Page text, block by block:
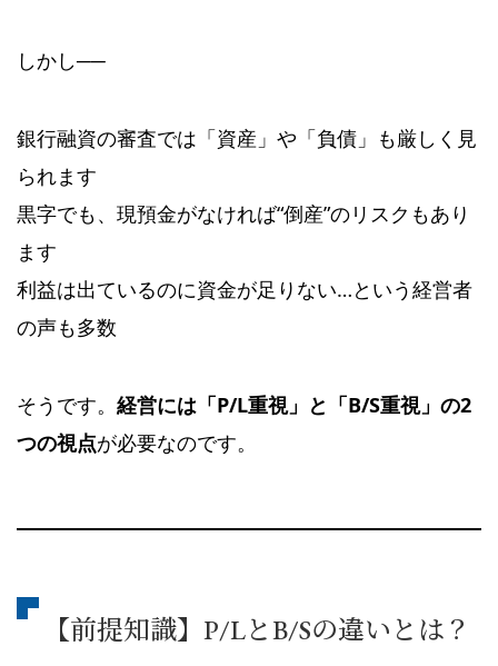
しかし──
銀行融資の審査では「資産」や「負債」も厳しく見
られます
黒字でも、現預金がなければ“倒産”のリスクもあり
ます
利益は出ているのに資金が足りない…という経営者
の声も多数
そうです。 経営には「P/L重視」と「B/S重視」の2
つの視点が必要なのです。
【前提知識】P/LとB/Sの違いとは？